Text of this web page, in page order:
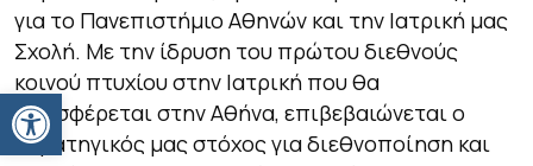
Ανοίξτε τη γραμμή εργαλείων
για το Πανεπιστήμιο Αθηνών και την Ιατρική μας
Σχολή. Με την ίδρυση του πρώτου διεθνούς
κοινού πτυχίου στην Ιατρική που θα
προσφέρεται στην Αθήνα, επιβεβαιώνεται ο
στρατηγικός μας στόχος για διεθνοποίηση και